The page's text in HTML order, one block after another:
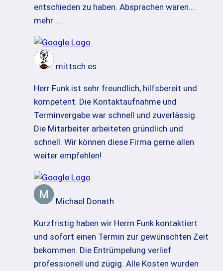
entschieden zu haben. Absprachen waren...
mehr ...
mittsch es
Herr Funk ist sehr freundlich, hilfsbereit und
kompetent. Die Kontaktaufnahme und
Terminvergabe war schnell und zuverlässig.
Die Mitarbeiter arbeiteten gründlich und
schnell. Wir können diese Firma gerne allen
weiter empfehlen!
Michael Donath
Kurzfristig haben wir Herrn Funk kontaktiert
und sofort einen Termin zur gewünschten Zeit
bekommen. Die Entrümpelung verlief
professionell und zügig. Alle Kosten wurden